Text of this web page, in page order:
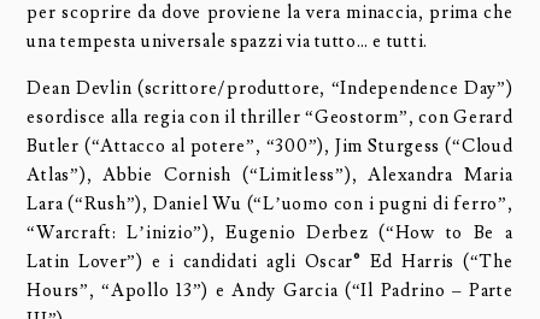
per scoprire da dove proviene la vera minaccia, prima che
una tempesta universale spazzi via tutto… e tutti.
Dean Devlin (scrittore/produttore, “Independence Day”)
esordisce alla regia con il thriller “Geostorm”, con Gerard
Butler (“Attacco al potere”, “300”), Jim Sturgess (“Cloud
Atlas”), Abbie Cornish (“Limitless”), Alexandra Maria
Lara (“Rush”), Daniel Wu (“L’uomo con i pugni di ferro”,
“Warcraft: L’inizio”), Eugenio Derbez (“How to Be a
Latin Lover”) e i candidati agli Oscar® Ed Harris (“The
Hours”, “Apollo 13”) e Andy Garcia (“Il Padrino – Parte